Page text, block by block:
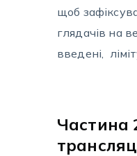
щоб
глядачів на
введені,
Частина